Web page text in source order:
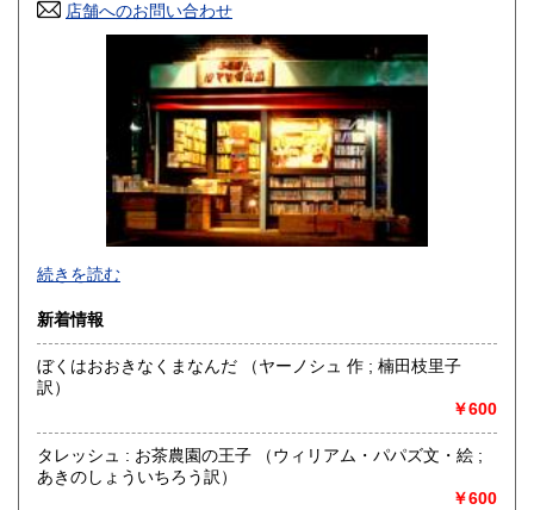
高知県 180円
180円 長崎県
180円 大分県
180円 鹿児島県
180円
店舗へのお問い合わせ
年末年始営業のご案内
12月31日から1月4日まで休業します。
沿線名：JR中央線
最寄駅：武蔵小金井・国分寺 武蔵小金井駅北口 武31中大循
環-中大付属高校バス停
営業時間：10時から20時
書籍の買取について
続きを読む
新着情報
ぼくはおおきなくまなんだ （ヤーノシュ 作 ; 楠田枝里子
訳）
￥600
タレッシュ : お茶農園の王子 （ウィリアム・パパズ文・絵 ;
あきのしょういちろう訳）
￥600